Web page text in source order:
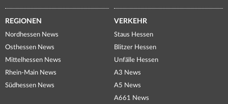
REGIONEN
Nordhessen News
Osthessen News
Mittelhessen News
Rhein-Main News
Südhessen News
VERKEHR
Staus Hessen
Blitzer Hessen
Unfälle Hessen
A3 News
A5 News
A661 News